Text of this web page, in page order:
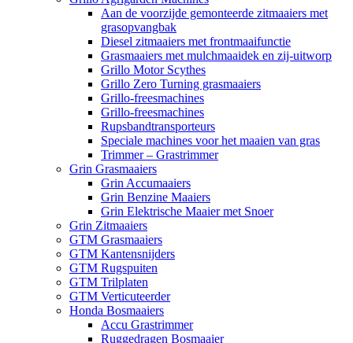
Aan de voorzijde gemonteerde zitmaaiers met
grasopvangbak
Diesel zitmaaiers met frontmaaifunctie
Grasmaaiers met mulchmaaidek en zij-uitworp
Grillo Motor Scythes
Grillo Zero Turning grasmaaiers
Grillo-freesmachines
Grillo-freesmachines
Rupsbandtransporteurs
Speciale machines voor het maaien van gras
Trimmer – Grastrimmer
Grin Grasmaaiers
Grin Accumaaiers
Grin Benzine Maaiers
Grin Elektrische Maaier met Snoer
Grin Zitmaaiers
GTM Grasmaaiers
GTM Kantensnijders
GTM Rugspuiten
GTM Trilplaten
GTM Verticuteerder
Honda Bosmaaiers
Accu Grastrimmer
Ruggedragen Bosmaaier